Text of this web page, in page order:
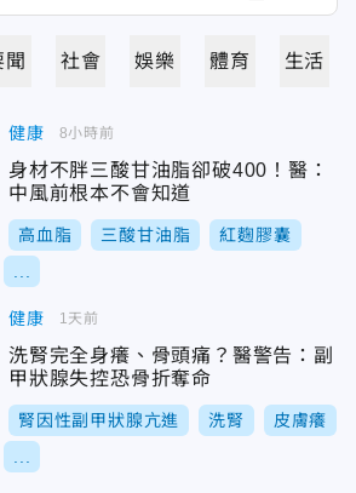
聞 社會 娛樂 體育 生活
健康
身材不胖三酸甘油脂卻破400！醫：
中風前根本不會知道
高血脂 三酸甘油脂 紅麴膠囊
8小時前
健康
洗腎完全身癢、骨頭痛？醫警告：副
甲狀腺失控恐骨折奪命
腎因性副甲狀腺亢進 洗腎 皮膚癢
1天前